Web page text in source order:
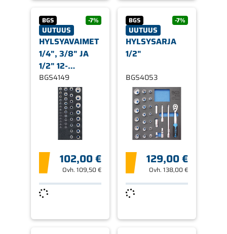
BGS -7%
UUTUUS
HYLSYAVAIMET
1/4", 3/8" JA
1/2" 12-
KANTTISET
BGS4149
102,00 €
Ovh. 109,50 €
BGS -7%
UUTUUS
HYLSYSARJA
1/2"
BGS4053
129,00 €
Ovh.138,00 €